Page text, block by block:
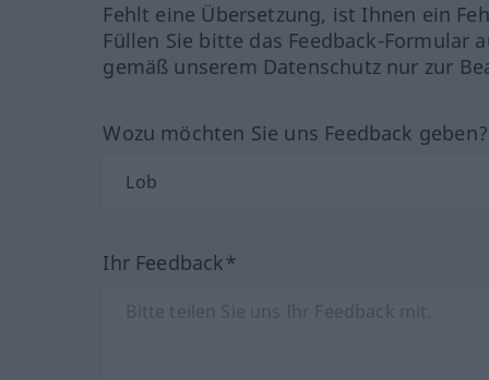
Fehlt eine Übersetzung, ist Ihnen ein
Füllen Sie bitte das Feedback-Formular
gemäß unserem Datenschutz nur zur
Wozu möchten Sie uns Feedback
Ihr Feedback*